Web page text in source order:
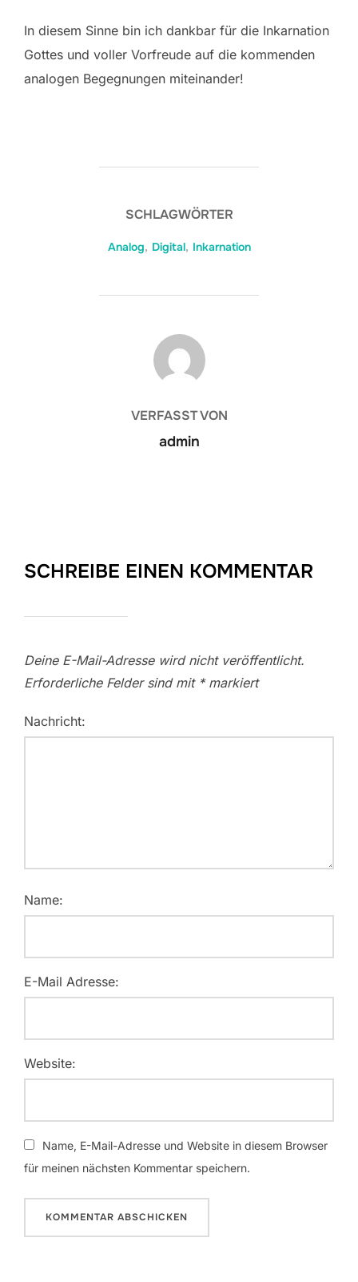
In diesem Sinne bin ich dankbar für die Inkarnation
Gottes und voller Vorfreude auf die kommenden
analogen Begegnungen miteinander!
SCHLAGWÖRTER
Analog, Digital, Inkarnation
BEITRAGSAUTOR
VERFASST VON
admin
SCHREIBE EINEN KOMMENTAR
Deine E-Mail-Adresse wird nicht veröffentlicht.
Erforderliche Felder sind mit *markiert
Nachricht:
Name:
E-Mail Adresse:
Website:
Name, E-Mail-Adresse und Website in diesem Browser
für meinen nächsten Kommentar speichern.